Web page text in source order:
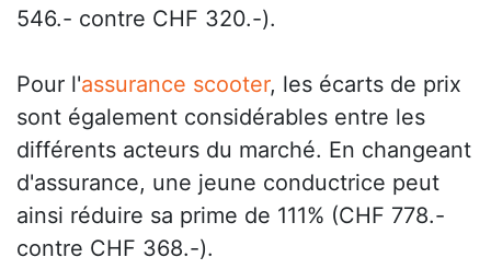
546.- contre CHF 320.-).
Pour l'assurance scooter, les écarts de prix
sont également considérables entre les
différents acteurs du marché. En changeant
d'assurance, une jeune conductrice peut
ainsi réduire sa prime de 111% (CHF 778.-
contre CHF 368.-).